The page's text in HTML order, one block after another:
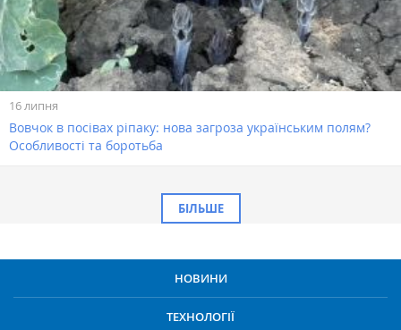
16 липня
Вовчок в посівах ріпаку: нова загроза українським полям?
Особливості та боротьба
БІЛЬШЕ
НОВИНИ
ТЕХНОЛОГІЇ